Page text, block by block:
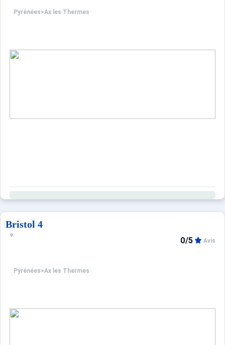
Pyrénées>Ax les Thermes
Bristol 4
Pyrénées>Ax les Thermes
0/5 Avis